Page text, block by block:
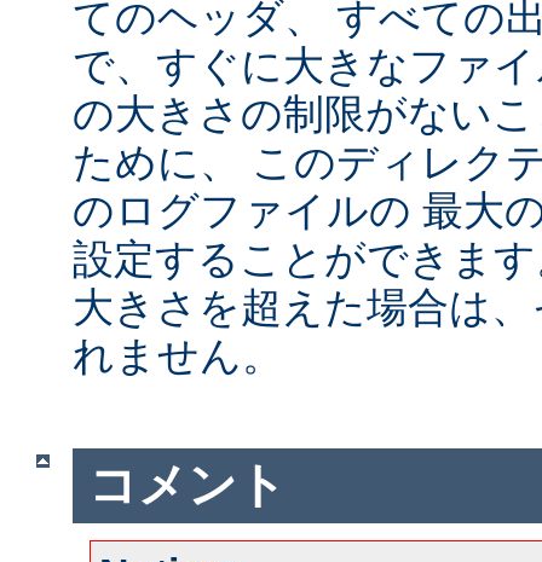
てのヘッダ、 すべての
で、すぐに大きなファ
の大きさの制限がない
ために、 このディレク
のログファイルの 最大
設定することができま
大きさを超えた場合は
れません。
コメント